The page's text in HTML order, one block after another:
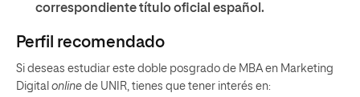
correspondiente título oficial español.
Perfil recomendado
Si deseas estudiar este doble posgrado de MBA en Marketing
Digital online de UNIR, tienes que tener interés en: